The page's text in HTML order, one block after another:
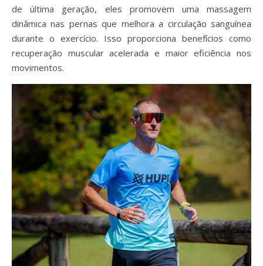
de última geração, eles promovem uma massagem
dinâmica nas pernas que melhora a circulação sanguínea
durante o exercício. Isso proporciona benefícios como
recuperação muscular acelerada e maior eficiência nos
movimentos.